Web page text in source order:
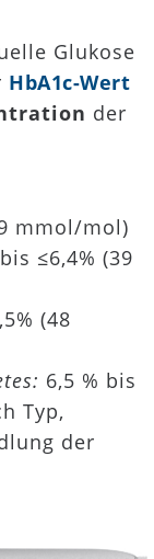
Glukose
HbA1c-Wert
der
mmol/mol)
≤6,4% (39
(48
6,5 % bis
Typ,
der